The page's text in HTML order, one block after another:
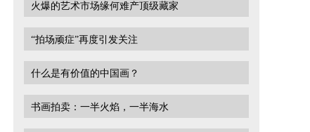
火爆的艺术市场缘何难产顶级藏家
“拍场顽症”再度引发关注
什么是有价值的中国画？
书画拍卖：一半火焰，一半海水